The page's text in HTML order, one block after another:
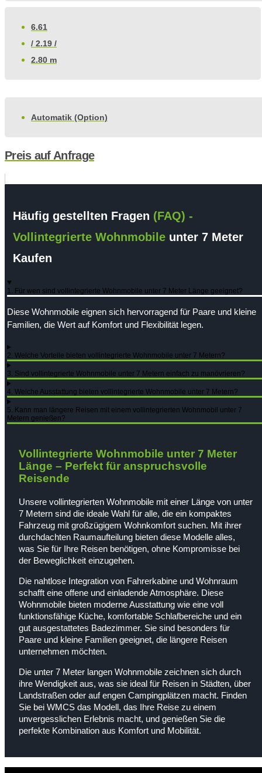
6.61
/ 2.19 /
2.80 m
Automatik (Option)
Preis auf Anfrage
Häufig gestellten Fragen (FAQ) -
Vollintegrierte Wohnmobile unter 7 Meter
Kaufen
1. Für wen sind vollintegrierte Wohnmobile unter 7 Meter Länge geeignet?
Diese Wohnmobile eignen sich hervorragend für Paare und kleine
Familien, die Wert auf Komfort und Flexibilität legen.
2. Welche Vorteile bieten vollintegrierte Wohnmobile unter 7 Metern?
3. Sind vollintegrierte Wohnmobile unter 7 Metern einfach zu manövrieren?
4. Welche Ausstattung bieten vollintegrierte Wohnmobile unter 7 Metern?
5. Kann man längere Reisen mit einem vollintegrierten Wohnmobil unter 7
Metern genießen?
Vollintegrierte Wohnmobile unter 7 Meter
Länge – Perfekt für anspruchsvolle
Reisende
Unsere vollintegrierten Wohnmobile mit einer Länge von unter
7 Metern sind die ideale Wahl für alle, die ein kompaktes
Fahrzeug mit großzügigem Wohnkomfort suchen. Mit ihrer
durchdachten Raumaufteilung bieten diese Modelle alles,
was Sie für Ihre Reisen benötigen, ohne Kompromisse bei
der Beweglichkeit einzugehen.
Die nahtlose Integration von Fahrerkabine und Wohnraum
schafft eine offene und einladende Atmosphäre. Diese
Wohnmobile bieten moderne Ausstattung wie eine voll
funktionsfähige Küche, komfortable Schlafbereiche und ein
gut ausgestattetes Badezimmer. Sie sind besonders für
Paare und kleine Familien geeignet, die längere Reisen
unternehmen möchten.
Die unter 7 Meter langen Wohnmobile zeichnen sich durch
ihre Wendigkeit aus, was sie ideal für Reisen in Städten, über
Landstraßen oder auf engen Campingplätzen macht. Finden
Sie bei WMCS das Modell, das Ihre Reise zu einem
unvergesslichen Erlebnis macht, und genießen Sie die
perfekte Kombination aus Komfort und Mobilität.